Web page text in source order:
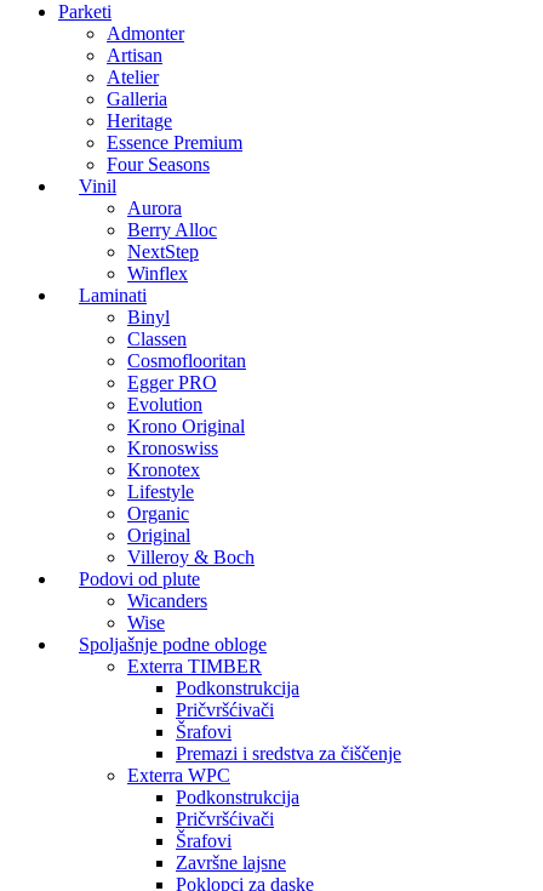
Parketi
Admonter
Artisan
Atelier
Galleria
Heritage
Essence Premium
Four Seasons
Vinil
Aurora
Berry Alloc
NextStep
Winflex
Laminati
Binyl
Classen
Cosmoflooritan
Egger PRO
Evolution
Krono Original
Kronoswiss
Kronotex
Lifestyle
Organic
Original
Villeroy & Boch
Podovi od plute
Wicanders
Wise
Spoljašnje podne obloge
Exterra TIMBER
Podkonstrukcija
Pričvršćivači
Šrafovi
Premazi i sredstva za čiščenje
Exterra WPC
Podkonstrukcija
Pričvršćivači
Šrafovi
Završne lajsne
Poklopci za daske